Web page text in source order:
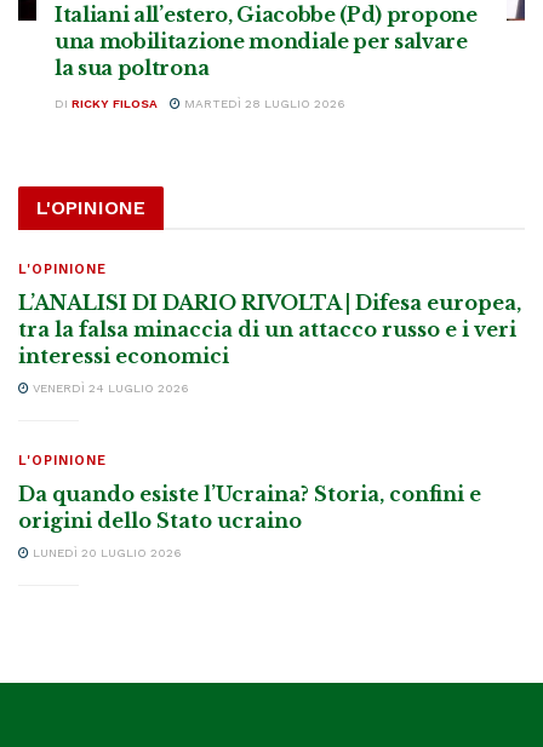
Italiani all’estero, Giacobbe (Pd) propone
una mobilitazione mondiale per salvare
la sua poltrona
DI RICKY FILOSA MARTEDÌ 28 LUGLIO 2026
L'OPINIONE
L'OPINIONE
L’ANALISI DI DARIO RIVOLTA | Difesa europea,
tra la falsa minaccia di un attacco russo e i veri
interessi economici
VENERDÌ 24 LUGLIO 2026
L'OPINIONE
Da quando esiste l’Ucraina? Storia, confini e
origini dello Stato ucraino
LUNEDÌ 20 LUGLIO 2026